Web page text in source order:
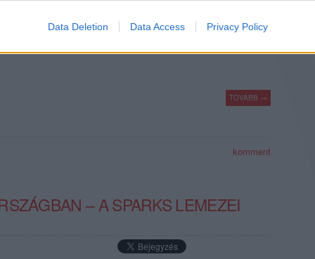
Data Deletion Data Access Privacy Policy
legjobb albumait, úgy most is húsz évet ugrunk az időben:
magazin tizenhatodik számának fókusztémáját több cikken
TOVÁBB →
komment
– A SPARKS LEMEZEI